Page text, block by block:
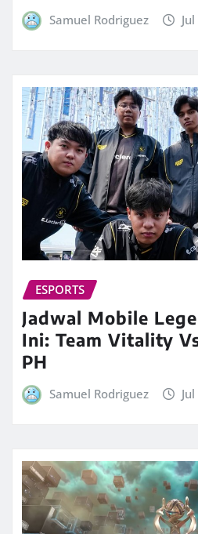
Samuel Rodriguez
ESPORTS
Jadwal Mobile
Ini: Team Vitality
PH
Samuel Rodriguez